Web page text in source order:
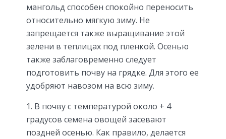
мангольд способен спокойно переносить
относительно мягкую зиму. Не
запрещается также выращивание этой
зелени в теплицах под пленкой. Осенью
также заблаговременно следует
подготовить почву на грядке. Для этого ее
удобряют навозом на всю зиму.
В почву с температурой около + 4
градусов семена овощей засевают
поздней осенью. Как правило, делается